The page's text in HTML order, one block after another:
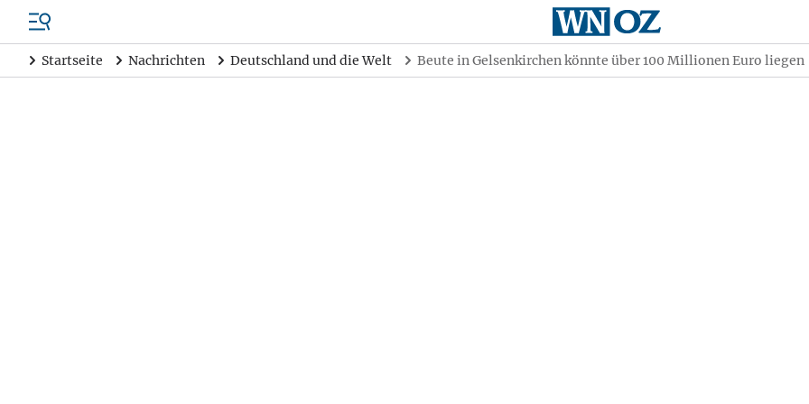
Startseite Nachrichten Deutschland und die Welt Beute in Gelsenkirchen könnte über 100 Millionen Euro liegen